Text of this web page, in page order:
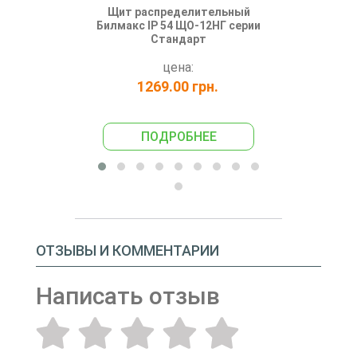
Щит распределительный
Билмакс IP 54 ЩО-12НГ серии
Стандарт
цена:
1269.00 грн.
ПОДРОБНЕЕ
ОТЗЫВЫ И КОММЕНТАРИИ
Написать отзыв